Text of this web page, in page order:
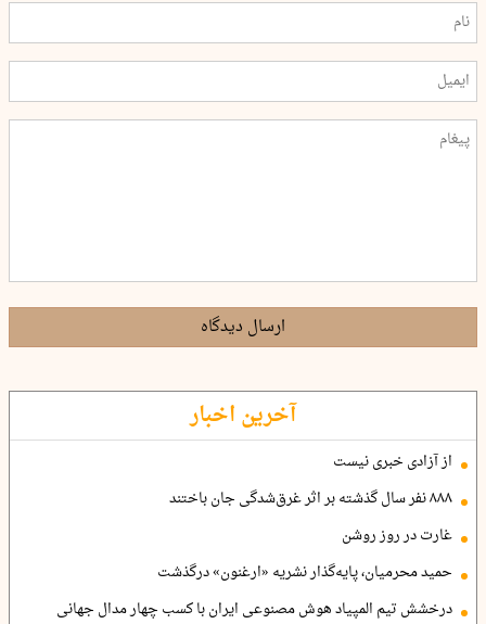
ارسال دیدگاه
آخرین اخبار
از آزادی خبری نیست
۸۸۸ نفر سال گذشته بر اثر غرق‌شدگی جان باختند
غارت در روز روشن
حمید محرمیان، پایه‌گذار نشریه «ارغنون» درگذشت
درخشش تیم المپیاد هوش مصنوعی ایران با کسب چهار مدال جهانی